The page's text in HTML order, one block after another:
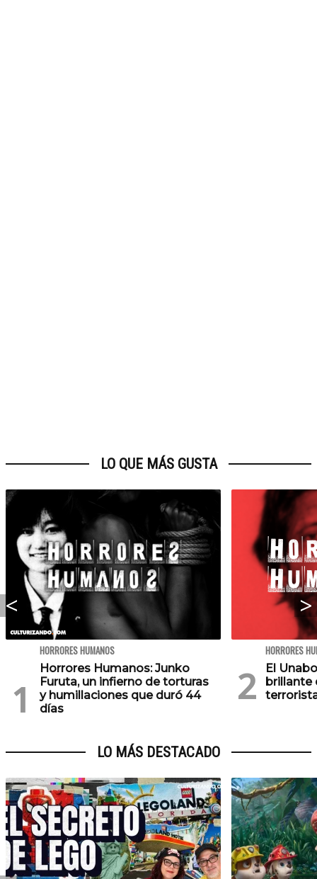
LO QUE MÁS GUSTA
HORRORES HUMANOS
Horrores Humanos: Junko
Furuta, un infierno de torturas
y humillaciones que duró 44
días
HORRORES
El
brillante
LO MÁS DESTACADO